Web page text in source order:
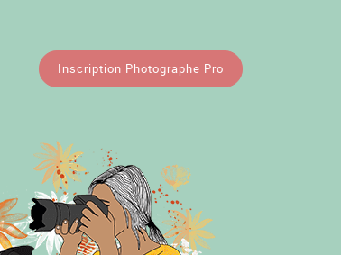
Inscription Photographe Pro